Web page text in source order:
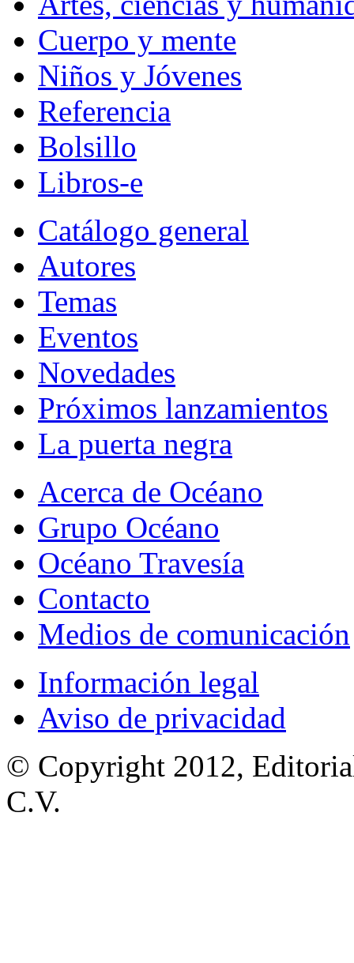
Cuerpo y mente
Niños y Jóvenes
Referencia
Bolsillo
Libros-e
Catálogo general
Autores
Temas
Eventos
Novedades
Próximos lanzamientos
La puerta negra
Acerca de Océano
Grupo Océano
Océano Travesía
Contacto
Medios de comunicación
Información legal
Aviso de privacidad
© Copyright 2012,
C.V.